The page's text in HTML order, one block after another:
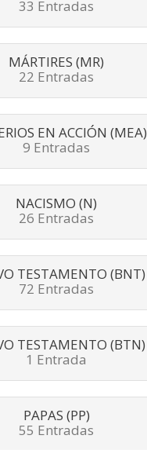
33 Entradas
MÁRTIRES (MR)
22 Entradas
EN ACCIÓN (MEA)
9 Entradas
NACISMO (N)
26 Entradas
TESTAMENTO (BNT)
72 Entradas
TESTAMENTO (BTN)
1 Entrada
PAPAS (PP)
55 Entradas